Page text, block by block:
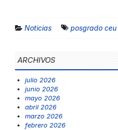
Noticias posgrado ceu
ARCHIVOS
julio 2026
junio 2026
mayo 2026
abril 2026
marzo 2026
febrero 2026